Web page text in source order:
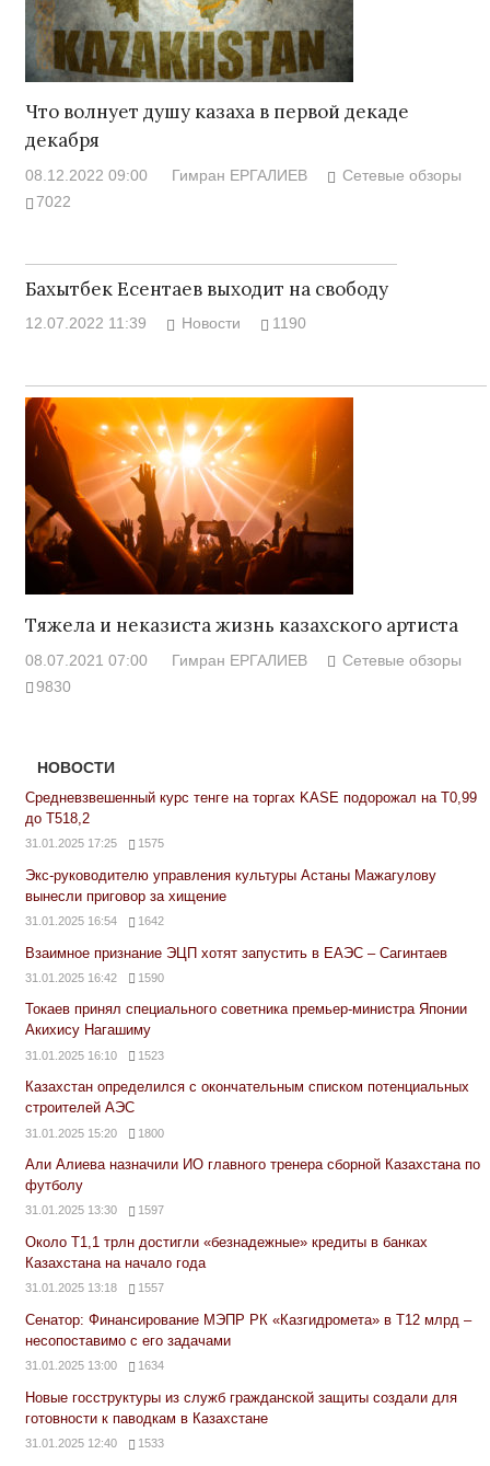
Что волнует душу казаха в первой декаде
декабря
08.12.2022 09:00 Гимран ЕРГАЛИЕВ
Сетевые обзоры
7022
Бахытбек Есентаев выходит на свободу
12.07.2022 11:39 Новости 1190
Тяжела и неказиста жизнь казахского артиста
08.07.2021 07:00 Гимран ЕРГАЛИЕВ
Сетевые обзоры
9830
НОВОСТИ
Средневзвешенный курс тенге на торгах KASE подорожал на Т0,99
до Т518,2
31.01.2025 17:25 1575
Экс-руководителю управления культуры Астаны Мажагулову
вынесли приговор за хищение
31.01.2025 16:54 1642
Взаимное признание ЭЦП хотят запустить в ЕАЭС – Сагинтаев
31.01.2025 16:42 1590
Токаев принял специального советника премьер-министра Японии
Акихису Нагашиму
31.01.2025 16:10 1523
Казахстан определился с окончательным списком потенциальных
строителей АЭС
31.01.2025 15:20 1800
Али Алиева назначили ИО главного тренера сборной Казахстана по
футболу
31.01.2025 13:30 1597
Около Т1,1 трлн достигли «безнадежные» кредиты в банках
Казахстана на начало года
31.01.2025 13:18 1557
Сенатор: Финансирование МЭПР РК «Казгидромета» в Т12 млрд –
несопоставимо с его задачами
31.01.2025 13:00 1634
Новые госструктуры из служб гражданской защиты создали для
готовности к паводкам в Казахстане
31.01.2025 12:40 1533